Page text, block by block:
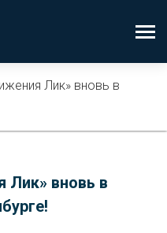
Лик» вновь в
Лик» вновь в